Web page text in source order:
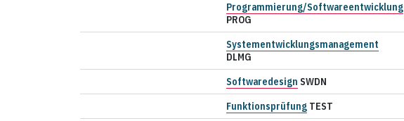
Programmierung/Softwareentwicklung
PROG
Systementwicklungsmanagement
DLMG
Softwaredesign SWDN
Funktionsprüfung TEST